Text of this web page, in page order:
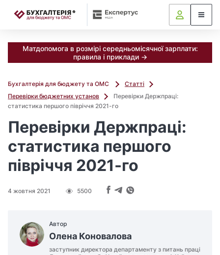
Матдопомога в розмірі середньомісячної зарплати:
правила і приклади →
Бухгалтерія для бюджету та ОМС
Статті
Перевірки бюджетних установ
Перевірки Держпраці:
статистика першого півріччя 2021-го
Перевірки Держпраці:
статистика першого
півріччя 2021-го
4 жовтня 2021 5500
Автор
Олена Коновалова
заступник директора департаменту з питань праці